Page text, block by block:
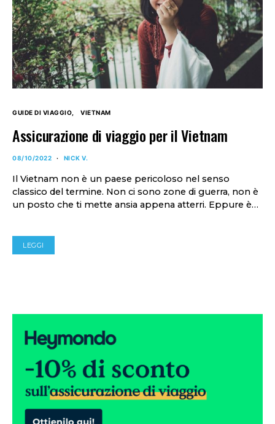
GUIDE DI VIAGGIO VIETNAM
Assicurazione di viaggio per il Vietnam
08/10/2022 NICK V.
Il Vietnam non è un paese pericoloso nel senso
classico del termine. Non ci sono zone di guerra, non è
un posto che ti mette ansia appena atterri. Eppure è…
LEGGI